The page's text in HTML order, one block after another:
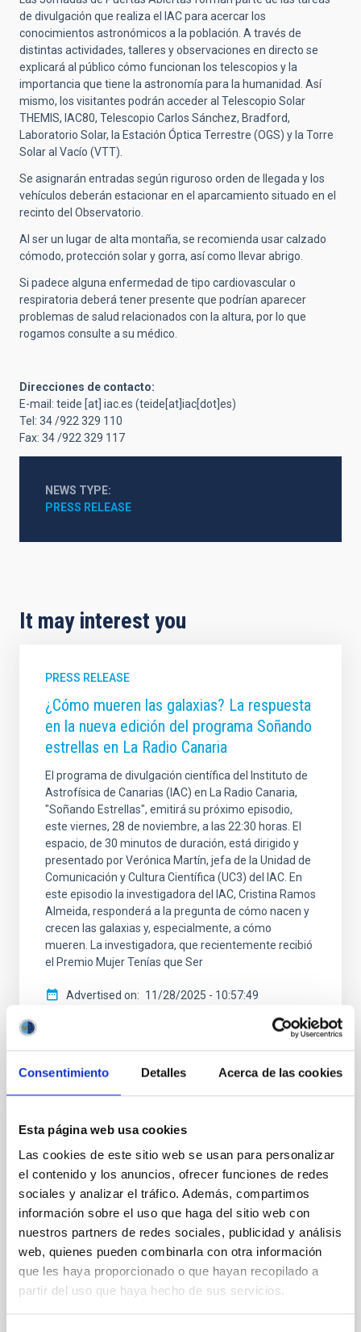
Consentimiento Detalles Acerca de las cookies
Esta página web usa cookies
Las cookies de este sitio web se usan para personalizar
el contenido y los anuncios, ofrecer funciones de redes
sociales y analizar el tráfico. Además, compartimos
información sobre el uso que haga del sitio web con
nuestros partners de redes sociales, publicidad y análisis
web, quienes pueden combinarla con otra información
que les haya proporcionado o que hayan recopilado a
partir del uso que haya hecho de sus servicios.
de divulgación que realiza el IAC para acercar los
conocimientos astronómicos a la población. A través de
distintas actividades, talleres y observaciones en directo se
explicará al público cómo funcionan los telescopios y la
importancia que tiene la astronomía para la humanidad. Así
mismo, los visitantes podrán acceder al Telescopio Solar
THEMIS, IAC80, Telescopio Carlos Sánchez, Bradford,
Laboratorio Solar, la Estación Óptica Terrestre (OGS) y la Torre
Solar al Vacío (VTT).
Se asignarán entradas según riguroso orden de llegada y los
vehículos deberán estacionar en el aparcamiento situado en el
recinto del Observatorio.
Al ser un lugar de alta montaña, se recomienda usar calzado
cómodo, protección solar y gorra, así como llevar abrigo.
Si padece alguna enfermedad de tipo cardiovascular o
respiratoria deberá tener presente que podrían aparecer
problemas de salud relacionados con la altura, por lo que
rogamos consulte a su médico.
Direcciones de contacto:
E-mail: teide [at] iac.es (teide[at]iac[dot]es)
Tel: 34 /922 329 110
Fax: 34 /922 329 117
NEWS TYPE
PRESS RELEASE
It may interest you
PRESS RELEASE
¿Cómo mueren las galaxias? La respuesta
en la nueva edición del programa Soñando
estrellas en La Radio Canaria
El programa de divulgación científica del Instituto de
Astrofísica de Canarias (IAC) en La Radio Canaria,
"Soñando Estrellas", emitirá su próximo episodio,
este viernes, 28 de noviembre, a las 22:30 horas. El
espacio, de 30 minutos de duración, está dirigido y
presentado por Verónica Martín, jefa de la Unidad de
Comunicación y Cultura Científica (UC3) del IAC. En
este episodio la investigadora del IAC, Cristina Ramos
Almeida, responderá a la pregunta de cómo nacen y
crecen las galaxias y, especialmente, a cómo
mueren. La investigadora, que recientemente recibió
el Premio Mujer Tenías que Ser
Advertised on 11/28/2025 - 10:57:49
The Gran Telescopio Canarias finds the
"fossil fingerprint" of the Universe's first
stars in a neighboring galaxy
Clues to the first stars may be hiding much closer to
home than expected. An international team led by
the Instituto de Astrofísica de Canarias (IAC) has
detected potential chemical traces of the very first
stars in the Universe within a neighboring galaxy. The